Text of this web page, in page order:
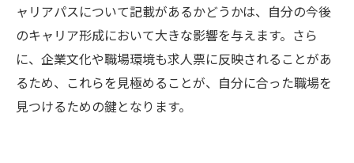
ャリアパスについて記載があるかどうかは、自分の今後
のキャリア形成において大きな影響を与えます。さら
に、企業文化や職場環境も求人票に反映されることがあ
るため、これらを見極めることが、自分に合った職場を
見つけるための鍵となります。